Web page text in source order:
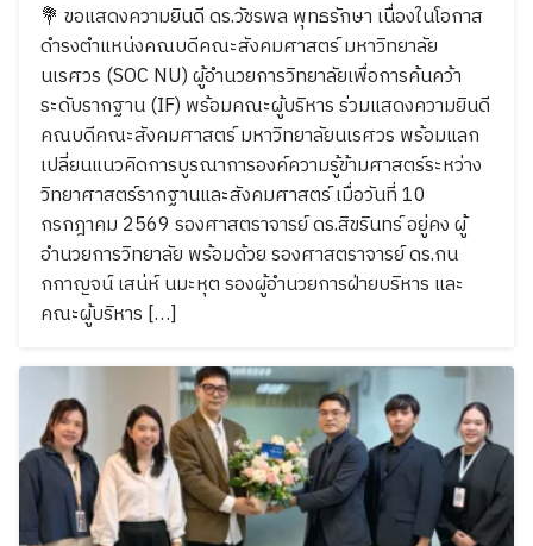
💐 ขอแสดงความยินดี ดร.วัชรพล พุทธรักษา เนื่องในโอกาส
ดำรงตำแหน่งคณบดีคณะสังคมศาสตร์ มหาวิทยาลัย
นเรศวร (SOC NU) ผู้อำนวยการวิทยาลัยเพื่อการค้นคว้า
ระดับรากฐาน (IF) พร้อมคณะผู้บริหาร ร่วมแสดงความยินดี
คณบดีคณะสังคมศาสตร์ มหาวิทยาลัยนเรศวร พร้อมแลก
เปลี่ยนแนวคิดการบูรณาการองค์ความรู้ข้ามศาสตร์ระหว่าง
วิทยาศาสตร์รากฐานและสังคมศาสตร์ เมื่อวันที่ 10
กรกฎาคม 2569 รองศาสตราจารย์ ดร.สิขรินทร์ อยู่คง ผู้
อำนวยการวิทยาลัย พร้อมด้วย รองศาสตราจารย์ ดร.กน
กกาญจน์ เสน่ห์ นมะหุต รองผู้อำนวยการฝ่ายบริหาร และ
คณะผู้บริหาร […]